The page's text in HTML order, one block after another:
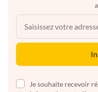
Je souhaite recevoir